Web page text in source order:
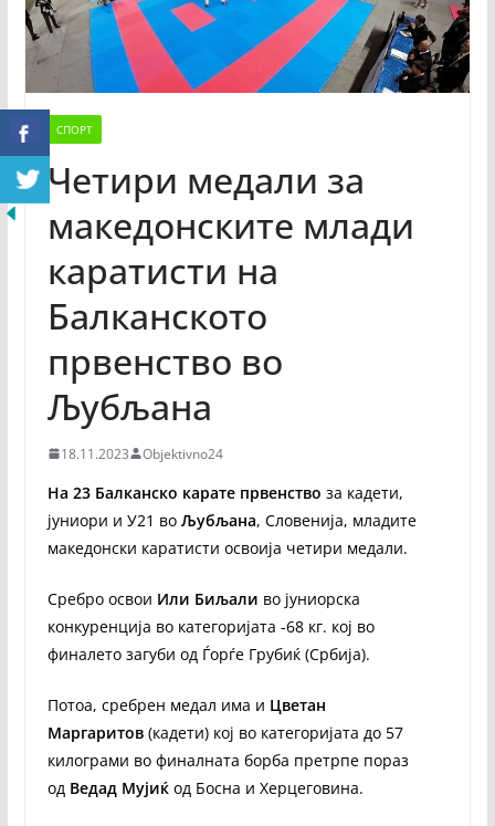
СПОРТ
Четири медали за
македонските млади
каратисти на
Балканското
првенство во
Љубљана
18.11.2023 Objektivno24
На 23 Балканско карате првенство за кадети,
јуниори и У21 во Љубљана, Словенија, младите
македонски каратисти освоија четири медали.
Сребро освои Или Биљали во јуниорска
конкуренција во категоријата -68 кг. кој во
финалето загуби од Ѓорѓе Грубиќ (Србија).
Потоа, сребрен медал има и Цветан
Маргаритов(кадети) кој во категоријата до 57
килограми во финалната борба претрпе пораз
од Ведад Мујиќод Босна и Херцеговина.